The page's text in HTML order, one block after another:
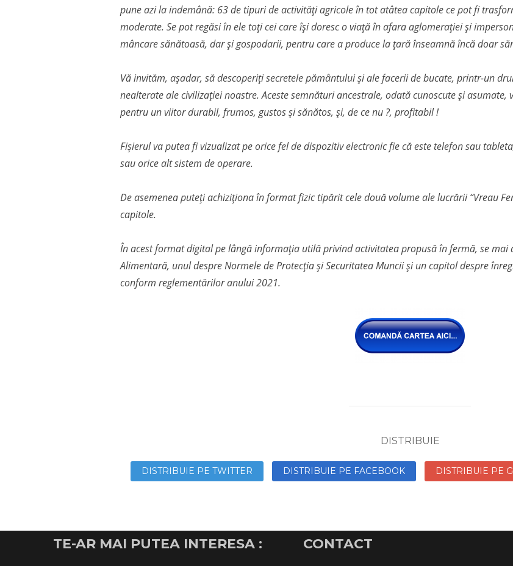
pune azi la indemână: 63 de tipuri de activități agricole în tot atâtea capitole ce pot fi
moderate. Se pot regăsi în ele toți cei care își doresc o viață în afara aglomerației și
mâncare sănătoasă, dar și gospodarii, pentru care a produce la țară înseamnă încă doar
Vă invităm, așadar, să descoperiți secretele pământului și ale facerii de bucate, printr-un
nealterate ale civilizației noastre. Aceste semnături ancestrale, odată cunoscute și
pentru un viitor durabil, frumos, gustos și sănătos, și, de ce nu ?, profitabil !
Fișierul va putea fi vizualizat pe orice fel de dispozitiv electronic fie că este telefon sau
sau orice alt sistem de operare.
De asemenea puteți achiziționa în format fizic tipărit cele două volume ale lucrării “Vreau
capitole.
În acest format digital pe lângă informația utilă privind activitatea propusă în fermă, se
Alimentară, unul despre Normele de Protecția și Securitatea Muncii și un capitol despre
conform reglementărilor anului 2021.
DISTRIBUIE
DISTRIBUIE PE TWITTER DISTRIBUIE PE FACEBOOK DISTRIBUIE PE
TE-AR MAI PUTEA INTERESA : CONTACT